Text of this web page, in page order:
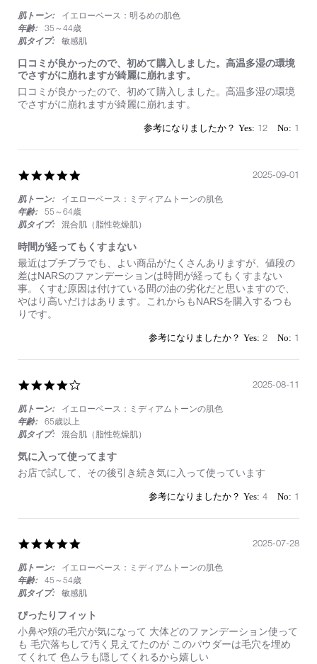
rating
肌トーン:
イエローベース：明るめの肌色
年齢:
35～44歳
肌タイプ:
敏感肌
口コミが良かったので、初めて購入しました。高温多湿の環境
でさすがに崩れますが綺麗に崩れます。
Review
by
2025
review
stating
が
か
た
の
で、
め
て
購
入
し
ま
し
湿
の
環
境
で
さ
す
が
に
が
綺
に
崩
れ
ま
す。
口コミが良かったので、初めて購入しました。高温多湿の環境
でさすがに崩れますが綺麗に崩れます。
12 1
rating
肌トーン:
イエローベース：ミディアムトーンの肌色
年齢:
55～64歳
肌タイプ:
混合肌（脂性乾燥肌）
時間が経ってもくすまない
Review
by
on
1
Sep
2025
review
stating
時
間
が
経
も
す
ま
な
い
最近はプチプラでも、よい商品がたくさんありますが、値段の
差はNARSのファンデーションは時間が経ってもくすまない
事。くすむ原因は付けている間の油の劣化だと思いますので、
やはり高いだけはあります。これからもNARSを購入するつも
りです。
2025-09-01
2 1
rating
肌トーン:
イエローベース：ミディアムトーンの肌色
年齢:
65歳以上
肌タイプ:
混合肌（脂性乾燥肌）
気に入って使ってます
Review
Aug
review
入
て
っ
て
ま
お店で試して、その後引き続き気に入って使っています
2025-08-11
4 1
rating
肌トーン:
イエローベース：ミディアムトーンの肌色
年齢:
45～54歳
肌タイプ:
敏感肌
ぴったりフィット
Review
by
on
review
stating
ぴ
小鼻や頬の毛穴が気になって 大体どのファンデーション使って
も 毛穴落ちして汚く見えてたのが このパウダーは毛穴を埋め
てくれて 色ムラも隠してくれるから嬉しい
2025-07-28